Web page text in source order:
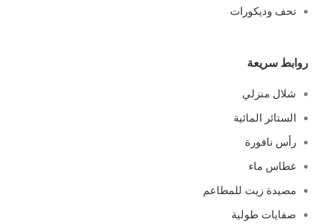
تحف وديكورات
روابط سريعة
شلال منزلي
الستائر المائية
رأس نافورة
غطاس ماء
مصيدة زيت للمطاعم
صفايات طولية